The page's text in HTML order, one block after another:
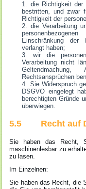
die Richtigkeit der
bestritten, und zwar
Richtigkeit der
die Verarbeitung
Einschränkung der
verlangt haben;
wir die
Verarbeitung nicht
Rechtsansprüchen
Sie Widerspruch
DSGVO eingelegt
berechtigten Gründe
überwiegen.
5.5 Recht auf
Sie haben das Recht,
maschinenlesbar zu
zu lasen.
Im Einzelnen:
Sie haben das Recht, die